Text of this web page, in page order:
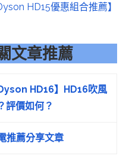
HD15優惠組合推薦】
文章推薦
Dyson HD16】HD16吹風
評價如何？
推薦分享文章